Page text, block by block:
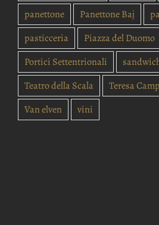
panettone
Panettone Baj
pasticceria
Piazza del Duomo
Portici Settentrionali
Teatro della Scala
Teresa
Van elven
vini